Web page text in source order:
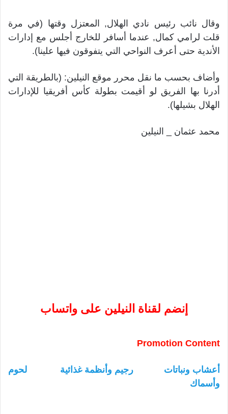
وقال نائب رئيس نادي الهلال, المعتزل وقتها (في مرة
قلت لرامي كمال, عندما أسافر للخارج أجلس مع إدارات
الأندية حتى أعرف النواحي التي يتفوقون فيها علينا).
وأضاف بحسب ما نقل محرر موقع النيلين: (بالطريقة التي
أدرنا بها الفريق لو أقيمت بطولة كأس أفريقيا للإدارات
الهلال بشيلها).
محمد عثمان _ النيلين
إنضم لقناة النيلين على واتساب
Promotion Content
أعشاب ونباتات رجيم وأنظمة غذائية
لحوم
وأسماك